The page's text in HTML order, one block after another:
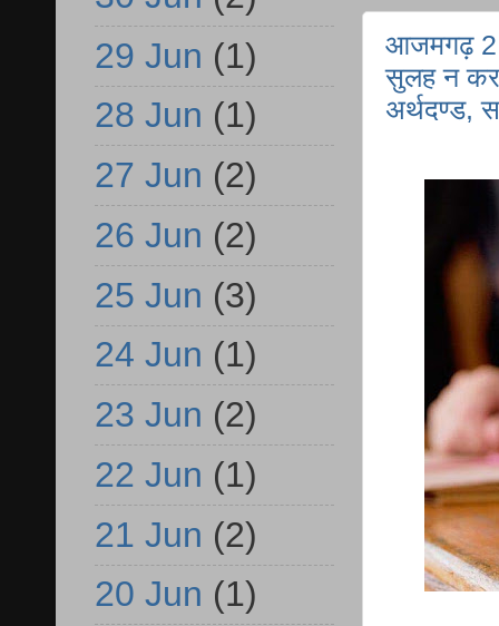
आजमगढ़ 2
सुलह न
अर्थदण्ड,
29 Jun (1)
28 Jun (1)
27 Jun (2)
26 Jun (2)
25 Jun (3)
24 Jun (1)
23 Jun (2)
22 Jun (1)
21 Jun (2)
20 Jun (1)